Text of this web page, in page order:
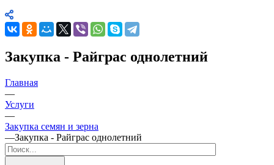
Закупка - Райграс однолетний
Главная
—
Услуги
—
Закупка семян и зерна
—Закупка - Райграс однолетний